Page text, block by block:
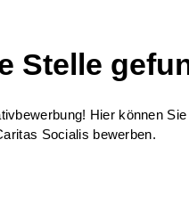
Stelle
Hier können
Socialis bewerben.